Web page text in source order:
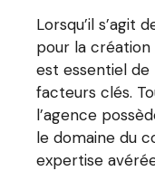
Lorsqu’il s’agit
pour la
est essentiel
facteurs clés.
l’agence
le domaine du
expertise